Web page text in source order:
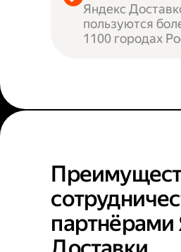
Яндекс
пользуются
1100 городах
партнёрами